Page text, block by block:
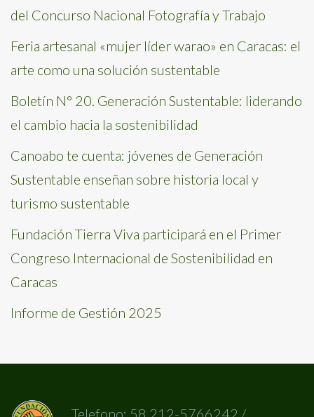
del Concurso Nacional Fotografía y Trabajo
Feria artesanal «mujer líder warao» en Caracas: el
arte como una solución sustentable
Boletín N° 20. Generación Sustentable: liderando
el cambio hacia la sostenibilidad
Canoabo te cuenta: jóvenes de Generación
Sustentable enseñan sobre historia local y
turismo sustentable
Fundación Tierra Viva participará en el Primer
Congreso Internacional de Sostenibilidad en
Caracas
Informe de Gestión 2025
Telefono: 58 212-5766242 /